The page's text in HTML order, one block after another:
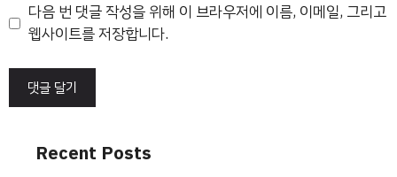
트
다음 번 댓글 작성을 위해 이 브라우저에 이름, 이메일, 그리고
웹사이트를 저장합니다.
Recent Posts